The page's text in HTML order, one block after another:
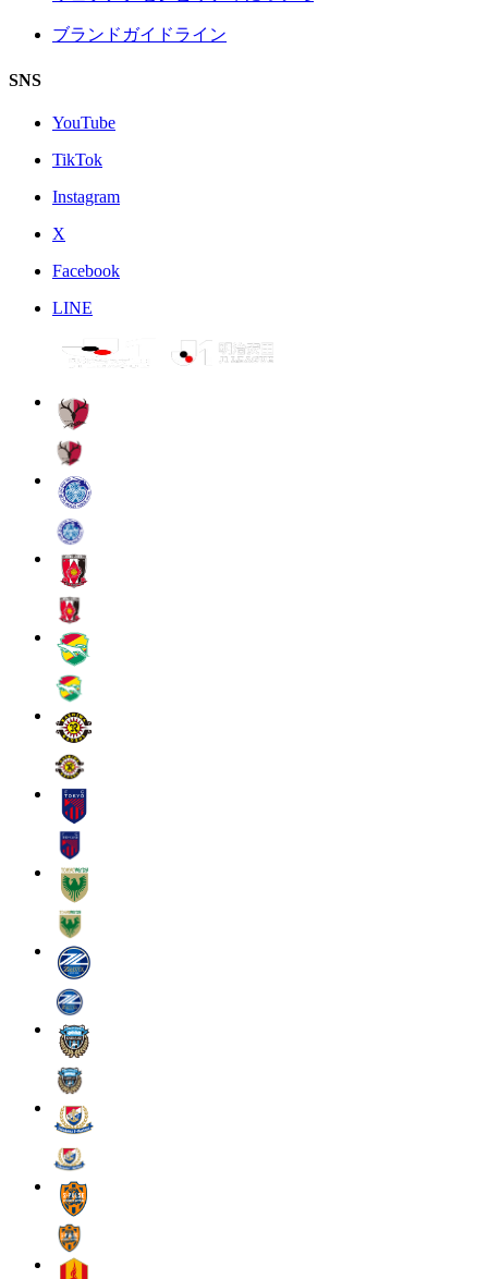
ブランドガイドライン
SNS
YouTube
TikTok
Instagram
X
Facebook
LINE